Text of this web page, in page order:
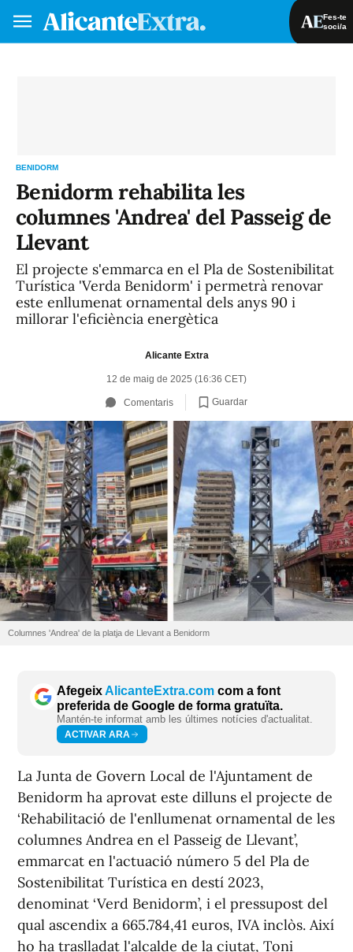
Fes-te
soci/a
BENIDORM
Benidorm rehabilita les
columnes 'Andrea' del Passeig de
Llevant
El projecte s'emmarca en el Pla de Sostenibilitat
Turística 'Verda Benidorm' i permetrà renovar
este enllumenat ornamental dels anys 90 i
millorar l'eficiència energètica
Alicante Extra
12 de maig de 2025 (16:36 CET)
Comentaris Guardar
Columnes 'Andrea' de la platja de Llevant a Benidorm
AfegeixAlicanteExtra.com com a font
preferida de Google de forma gratuïta.
Mantén-te informat amb les últimes notícies d'actualitat.
ACTIVAR ARA
La Junta de Govern Local de l'Ajuntament de
Benidorm ha aprovat este dilluns el projecte de
‘Rehabilitació de l'enllumenat ornamental de les
columnes Andrea en el Passeig de Llevant’,
emmarcat en l'actuació número 5 del Pla de
Sostenibilitat Turística en destí 2023,
denominat ‘Verd Benidorm’, i el pressupost del
qual ascendix a 665.784,41 euros, IVA inclòs. Així
ho ha traslladat l'alcalde de la ciutat, Toni